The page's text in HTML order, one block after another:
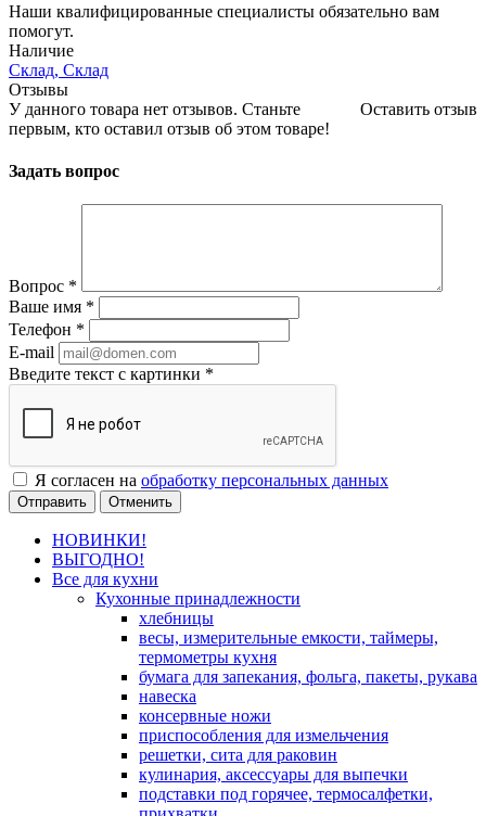
Наши квалифицированные специалисты обязательно вам
помогут.
Наличие
Склад, Склад
Отзывы
Оставить отзыв
У данного товара нет отзывов. Станьте
первым, кто оставил отзыв об этом товаре!
Задать вопрос
Вопрос *
Ваше имя *
Телефон *
E-mail
Введите текст с картинки *
Я согласен на обработку персональных данных
Отменить
НОВИНКИ!
ВЫГОДНО!
Все для кухни
Кухонные принадлежности
хлебницы
весы, измерительные емкости, таймеры,
термометры кухня
бумага для запекания, фольга, пакеты, рукава
навеска
консервные ножи
приспособления для измельчения
решетки, сита для раковин
кулинария, аксессуары для выпечки
подставки под горячее, термосалфетки,